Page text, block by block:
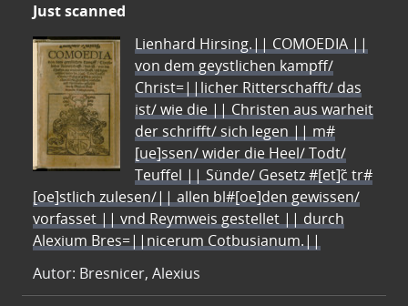
Just scanned
Lienhard Hirsing.|| COMOEDIA ||
von dem geystlichen kampff/
Christ=||licher Ritterschafft/ das
ist/ wie die || Christen aus warheit
der schrifft/ sich legen || m#
[ue]ssen/ wider die Heel/ Todt/
Teuffel || Sünde/ Gesetz #[et]c̃ tr#
[oe]stlich zulesen/|| allen bl#[oe]den gewissen/
vorfasset || vnd Reymweis gestellet || durch
Alexium Bres=||nicerum Cotbusianum.||
Autor: Bresnicer, Alexius